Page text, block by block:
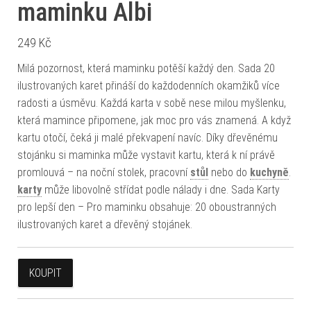
maminku Albi
249 Kč
Milá pozornost, která maminku potěší každý den. Sada 20
ilustrovaných karet přináší do každodenních okamžiků více
radosti a úsměvu. Každá karta v sobě nese milou myšlenku,
která mamince připomene, jak moc pro vás znamená. A když
kartu otočí, čeká ji malé překvapení navíc. Díky dřevěnému
stojánku si maminka může vystavit kartu, která k ní právě
promlouvá – na noční stolek, pracovní stůl nebo do kuchyně
karty může libovolně střídat podle nálady i dne. Sada Karty
pro lepší den – Pro maminku obsahuje: 20 oboustranných
ilustrovaných karet a dřevěný stojánek.
KOUPIT